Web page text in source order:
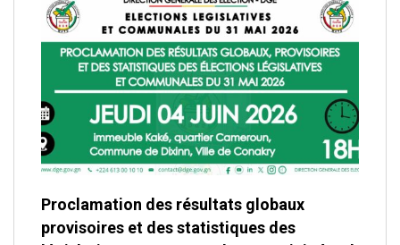
Proclamation des résultats globaux
provisoires et des statistiques des